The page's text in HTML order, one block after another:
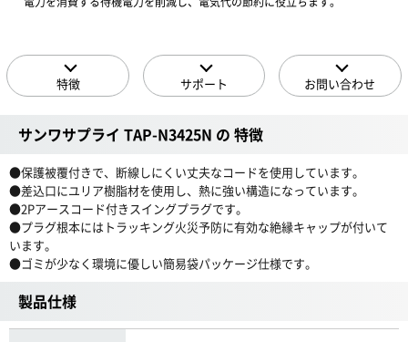
特徴 サポート お問い合わせ
サンワサプライ TAP-N3425N の 特徴
●保護被覆付きで、断線しにくい丈夫なコードを使用しています。
●差込口にユリア樹脂材を使用し、熱に強い構造になっています。
●2Pアースコード付きスイングプラグです。
●プラグ根本にはトラッキング火災予防に有効な絶縁キャップが付いて
います。
●ゴミが少なく環境に優しい簡易袋パッケージ仕様です。
製品仕様